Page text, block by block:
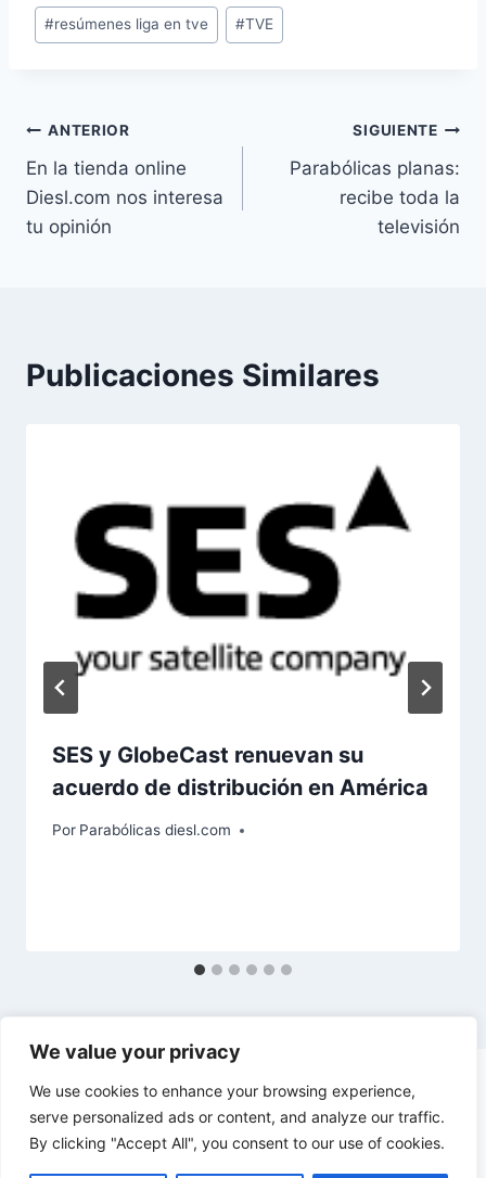
We value your privacy
We use cookies to enhance your browsing experience,
serve personalized ads or content, and analyze our traffic.
By clicking "Accept All", you consent to our use of cookies.
Etiquetas
de
#resúmenes liga en tve #TVE
Navegación
de
entradas
ANTERIOR
En la tienda online
Diesl.com nos interesa
tu opinión
SIGUIENTE
Parabólicas planas:
recibe toda la
televisión
Publicaciones Similares
SES y GlobeCast renuevan su
acuerdo de distribución en América
Por Parabólicas diesl.com
© 2026 diesl.com - Tema para WordPress por